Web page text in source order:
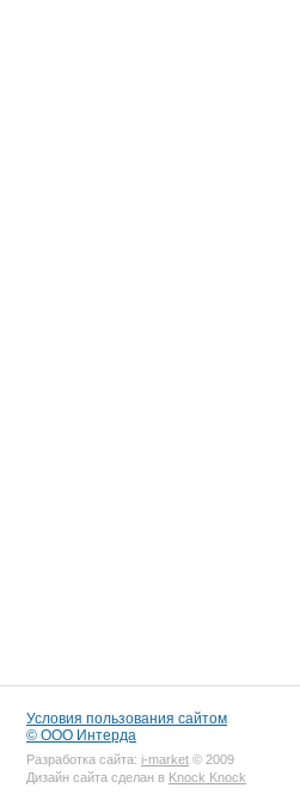
Условия пользования сайтом
© ООО Интерда
Разработка сайта: i-market © 2009
Дизайн сайта сделан в Knock Knock